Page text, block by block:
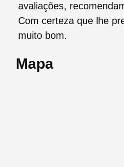
avaliações,
Com certeza que lhe
muito bom.
Mapa